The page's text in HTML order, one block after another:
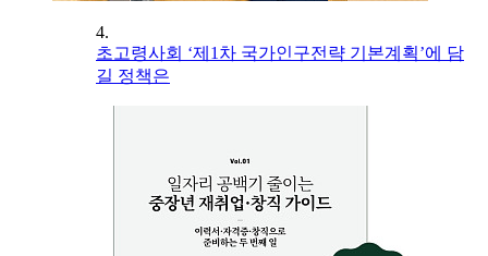
4.
초고령사회 ‘제1차 국가인구전략 기본계획’에 담
길 정책은